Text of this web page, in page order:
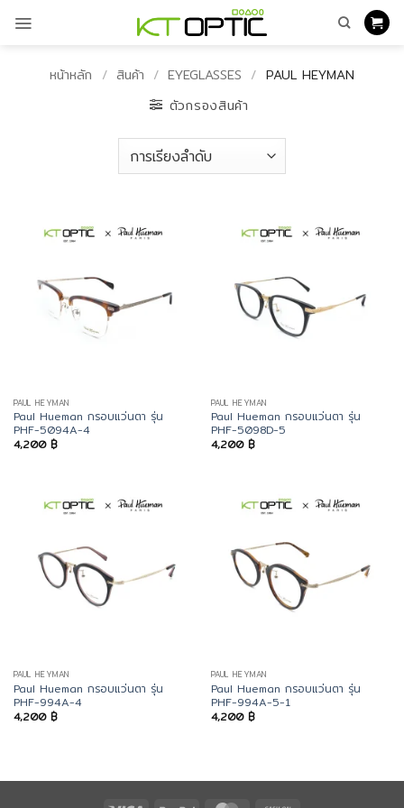
หน้าหลัก / สินค้า / EYEGLASSES / PAUL HEYMAN
ตัวกรองสินค้า
PAUL HEYMAN
Paul Hueman กรอบแว่นตา รุ่น
PHF-5094A-4
4,200 ฿
PAUL HEYMAN
Paul Hueman กรอบแว่นตา รุ่น
PHF-5098D-5
4,200 ฿
PAUL HEYMAN
Paul Hueman กรอบแว่นตา รุ่น
PHF-994A-4
4,200 ฿
PAUL HEYMAN
Paul Hueman กรอบแว่นตา รุ่น
PHF-994A-5-1
4,200 ฿